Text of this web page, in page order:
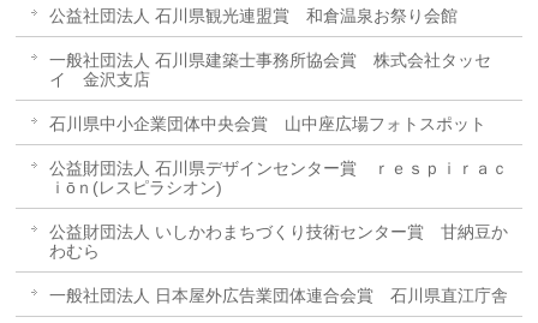
公益社団法人 石川県観光連盟賞 和倉温泉お祭り会館
一般社団法人 石川県建築士事務所協会賞 株式会社タッセ
イ 金沢支店
石川県中小企業団体中央会賞 山中座広場フォトスポット
公益財団法人 石川県デザインセンター賞 ｒｅｓｐｉｒａｃ
ｉōｎ(レスピラシオン)
公益財団法人 いしかわまちづくり技術センター賞 甘納豆か
わむら
一般社団法人 日本屋外広告業団体連合会賞 石川県直江庁舎